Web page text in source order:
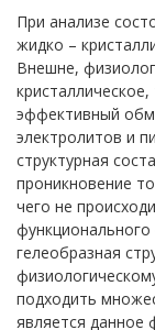
При анализе
жидко –
Внешне,
эффективный
электролитов и
структурная
проникновение
чего не
гелеобразная
подходить
является данное